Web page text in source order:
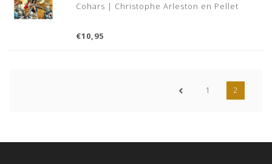
Cohars | Christophe Arleston en Pellet
€10,95
1 2